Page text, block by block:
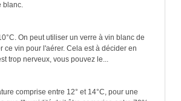
blanc.
On peut utiliser un verre à vin blanc de
vin pour l'aérer. Cela est à décider en
trop nerveux, vous pouvez le...
comprise entre 12° et 14°C, pour une